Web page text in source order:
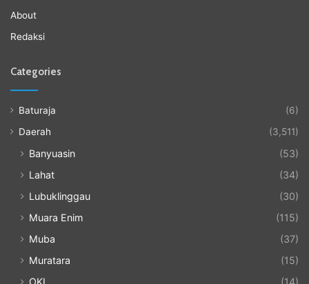
About
Redaksi
Categories
Baturaja
(6)
Daerah
(3,511)
Banyuasin
(53)
Lahat
(34)
Lubuklinggau
(30)
Muara Enim
(115)
Muba
(37)
Muratara
(15)
OKI
(14)